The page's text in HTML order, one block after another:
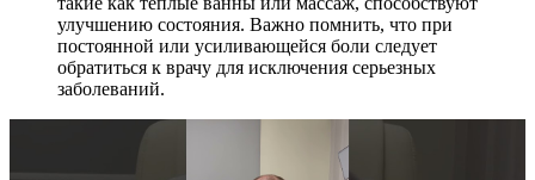
улучшению состояния. Важно помнить, что при
постоянной или усиливающейся боли следует
обратиться к врачу для исключения серьезных
заболеваний.